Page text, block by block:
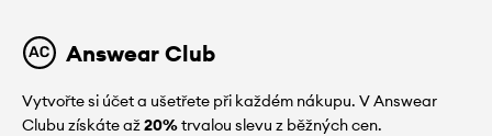
Answear Club
Vytvořte si účet a ušetřete při každém nákupu. V Answear
Clubu získáte až20%trvalou slevu z běžných cen.